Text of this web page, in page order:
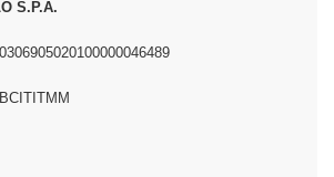
S.P.A.